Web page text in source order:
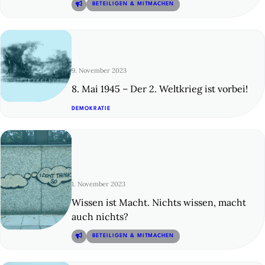
BETEILIGEN & MITMACHEN
9. November 2023
8. Mai 1945 – Der 2. Weltkrieg ist vorbei!
DEMOKRATIE
1. November 2023
Wissen ist Macht. Nichts wissen, macht
auch nichts?
BETEILIGEN & MITMACHEN